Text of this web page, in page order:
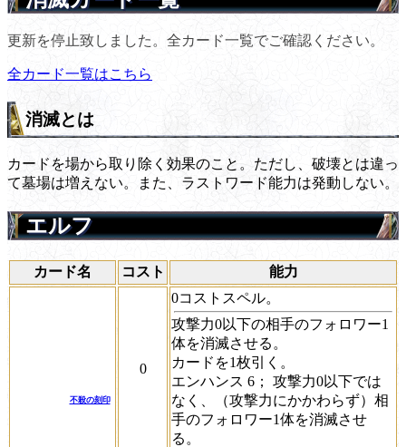
更新を停止致しました。全カード一覧でご確認ください。
全カード一覧はこちら
消滅とは
カードを場から取り除く効果のこと。ただし、破壊とは違っ
て墓場は増えない。また、ラストワード能力は発動しない。
エルフ
カード名 コスト 能力
不殺の刻印
0
0コストスペル。
攻撃力0以下の相手のフォロワー1
体を消滅させる。
カードを1枚引く。
エンハンス 6；
攻撃力0以下では
なく、（攻撃力にかかわらず）相
手のフォロワー1体を消滅させ
る。